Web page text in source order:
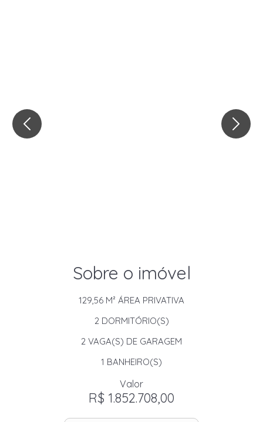
Sobre o imóvel
129,56 M² ÁREA PRIVATIVA
2DORMITÓRIO(S)
2 VAGA(S) DE GARAGEM
1 BANHEIRO(S)
Valor
R$ 1.852.708,00